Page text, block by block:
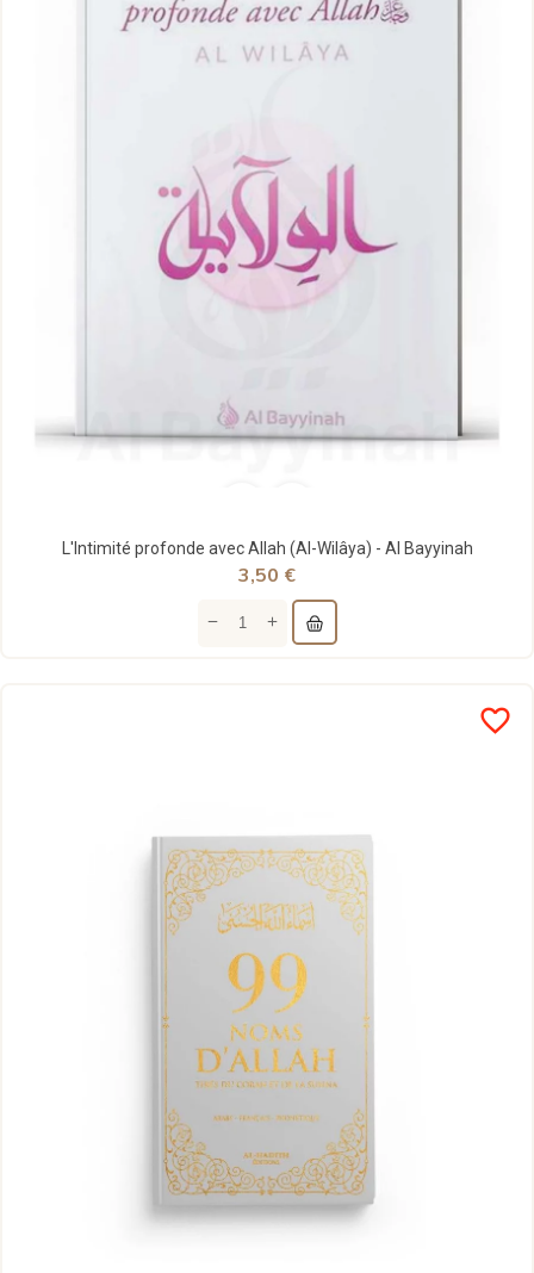
L'Intimité profonde avec Allah (Al-Wilâya) - Al Bayyinah
3,50 €
favorite_border